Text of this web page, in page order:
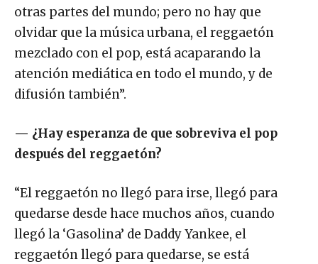
otras partes del mundo; pero no hay que
olvidar que la música urbana, el reggaetón
mezclado con el pop, está acaparando la
atención mediática en todo el mundo, y de
difusión también”.
— ¿Hay esperanza de que sobreviva el pop
después del reggaetón?
“El reggaetón no llegó para irse, llegó para
quedarse desde hace muchos años, cuando
llegó la ‘Gasolina’ de Daddy Yankee, el
reggaetón llegó para quedarse, se está